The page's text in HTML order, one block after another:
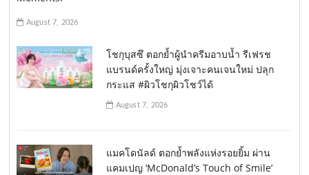
August 7, 2026
โชกุบุสซึ ตอกย้ำผู้นำครีมอาบน้ำ รีเฟรช
แบรนด์ครั้งใหญ่ มุ่งเจาะคนเจนใหม่ ปลุก
กระแส #ผิวโชกุผิวโชว์ได้
August 7, 2026
แมคโดนัลด์ ตอกย้ำพลังแห่งรอยยิ้ม ผ่าน
แคมเปญ ‘McDonald’s Touch of Smile’